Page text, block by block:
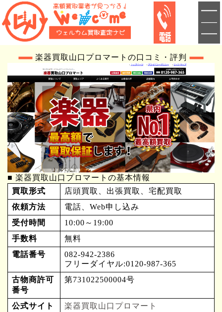
楽器買取山口プロマートの口コミ・評判
■ 楽器買取山口プロマートの基本情報
買取形式
店頭買取、出張買取、宅配買取
依頼方法
電話、Web申し込み
受付時間
10:00～19:00
手数料
無料
電話番号
082-942-2386
フリーダイヤル:0120-987-365
古物商許可
番号
第731022500004号
公式サイト
楽器買取山口プロマート